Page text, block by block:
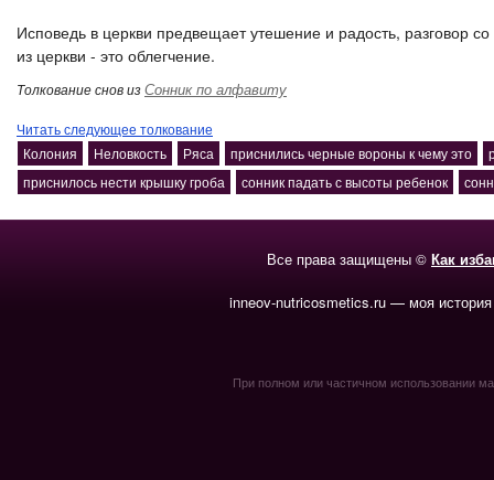
Исповедь в церкви предвещает утешение и радость, разговор
из церкви - это облегчение.
Толкование снов изСонник по алфавиту
Читать следующее толкование
Колония
Неловкость Ряса приснились черные вороны к чему это
приснилось нести крышку гроба
сонник падать с высоты ребенок
Все права защищены © Как
inneov-nutricosmetics.ru — моя
При полном или частичном использовании